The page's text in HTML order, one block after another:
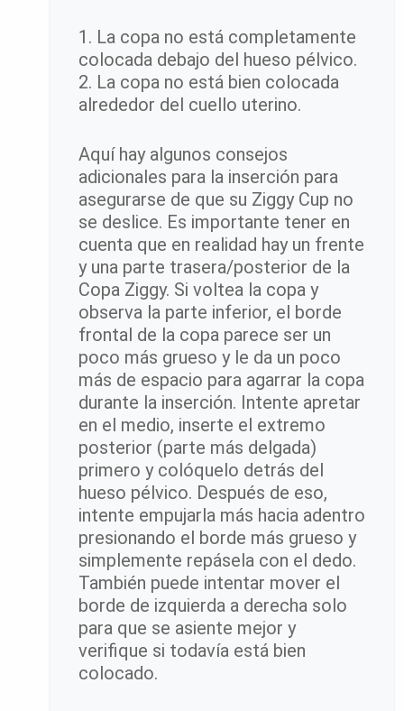
1. La copa no está completamente
colocada debajo del hueso pélvico.
2. La copa no está bien colocada
alrededor del cuello uterino.
Aquí hay algunos consejos
adicionales para la inserción para
asegurarse de que su Ziggy Cup no
se deslice. Es importante tener en
cuenta que en realidad hay un frente
y una parte trasera/posterior de la
Copa Ziggy. Si voltea la copa y
observa la parte inferior, el borde
frontal de la copa parece ser un
poco más grueso y le da un poco
más de espacio para agarrar la copa
durante la inserción. Intente apretar
en el medio, inserte el extremo
posterior (parte más delgada)
primero y colóquelo detrás del
hueso pélvico. Después de eso,
intente empujarla más hacia adentro
presionando el borde más grueso y
simplemente repásela con el dedo.
También puede intentar mover el
borde de izquierda a derecha solo
para que se asiente mejor y
verifique si todavía está bien
colocado.